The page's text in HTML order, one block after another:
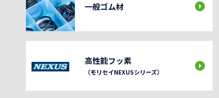
一般ゴム材
高性能フッ素
（モリセイNEXUSシリーズ）